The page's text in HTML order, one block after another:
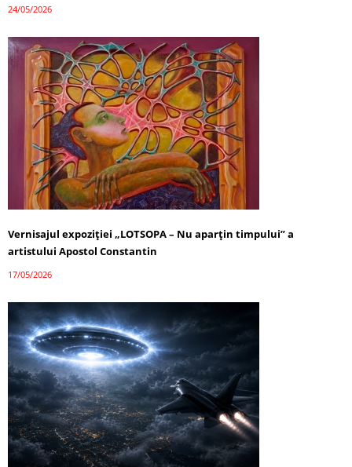
24/05/2026
Vernisajul expoziției „LOTSOPA – Nu aparțin timpului” a
artistului Apostol Constantin
17/05/2026